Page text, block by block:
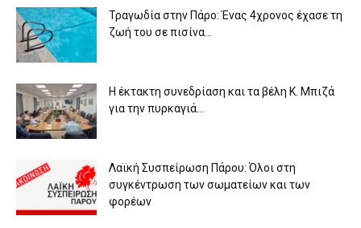
Τραγωδία στην Πάρο: Ένας 4χρονος έχασε τη
ζωή του σε πισίνα...
Η έκτακτη συνεδρίαση και τα βέλη Κ. Μπιζά
για την πυρκαγιά...
Λαϊκή Συσπείρωση Πάρου: Όλοι στη
συγκέντρωση των σωματείων και των
φορέων